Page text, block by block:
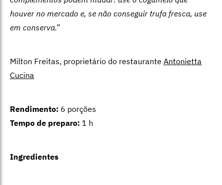
houver no mercado e, se não conseguir trufa fresca, use
em conserva.”
Milton Freitas, proprietário do restaurante Antonietta
Cucina
Rendimento: 6 porções
Tempo de preparo: 1 h
Ingredientes